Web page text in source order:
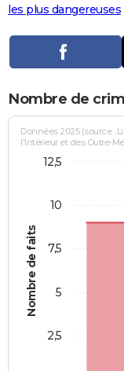
Se connecter
Entreprises
Service militaire
Avis de recherche
AVIS DE DÉCÈS
Bricolage
Lifestyle
Culture
Sport
Auto
Television
Voyage
Cinema
les plus dangereuses
Nombre de
Nombre de faits
Données 2025 (source :
l'Intérieur et des Outre-
2,5
5
7,5
10
12,5